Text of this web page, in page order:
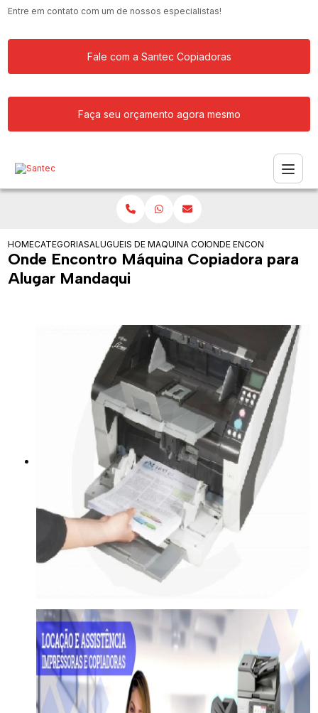
Entre em contato com um de nossos especialistas!
Fale com a Santec Copiadoras
Faça seu orçamento agora mesmo
HOMECATEGORIASALUGUEIS DE COPIADORASMAQUINA COPIADORA COLORIDA PARA
ONDE ENCONTRO
Onde Encontro Máquina Copiadora para
Alugar Mandaqui